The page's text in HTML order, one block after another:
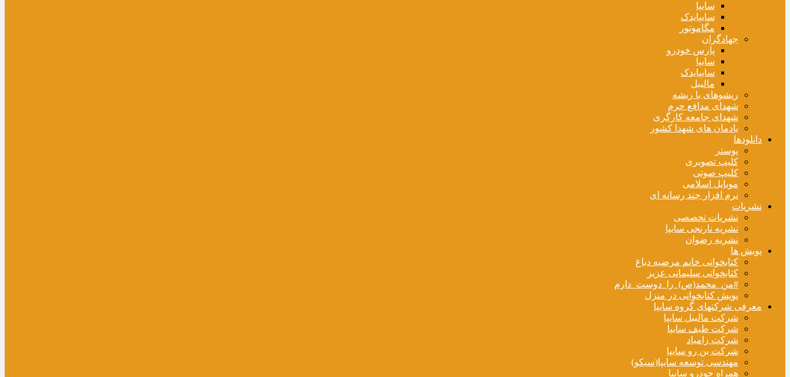
سایپا
سایپایدک
مگاموتور
جهادگران
پارس خودرو
سایپا
سایپایدک
مالیبل
ریشوهای با ریشه
شهدای مدافع حرم
شهدای جامعه کارگری
یادمان های شهدا کشور
دانلودها
پوستر
کلیپ تصویری
کلیپ صوتی
موبایل اسلامی
نرم افزار چند رسانه ای
نشریات
نشریات تخصصی
نشریه نارنجی سایپا
نشریه رضوان
پویش ها
کتابخوانی خانم مرضیه دباغ
کتابخوانی سلیمانی عزیز
#من_محمد(ص)_را_دوست_دارم
پویش کتابخوانی در منزل
معرفی شرکتهای گروه سایپا
شرکت مالیبل سایپا
شرکت طیف سایپا
شرکت زامیاد
شرکت بن رو سایپا
مهندسی توسعه سایپا(سیکو)
همراه خودرو سایپا